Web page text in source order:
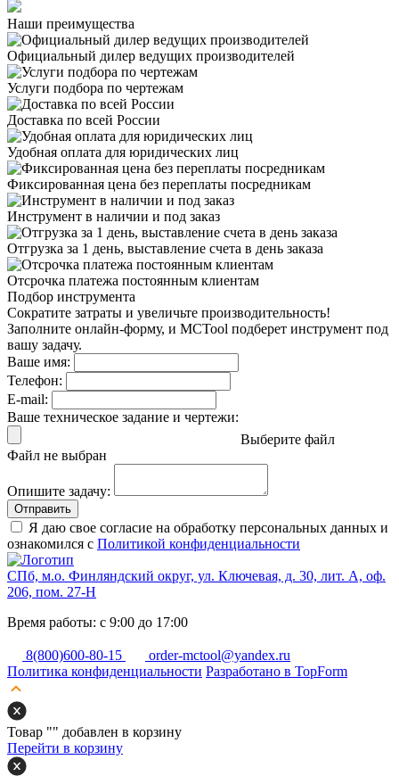
Наши преимущества
Официальный дилер ведущих производителей
Услуги подбора по чертежам
Доставка по всей России
Удобная оплата для юридических лиц
Фиксированная цена без переплаты посредникам
Инструмент в наличии и под заказ
Отгрузка за 1 день, выставление счета в день заказа
Отсрочка платежа постоянным клиентам
Подбор инструмента
Сократите затраты и увеличьте производительность!
Заполните онлайн-форму, и MCTool подберет инструмент под
вашу задачу.
Ваше имя:
Телефон:
E-mail:
Ваше техническое задание и чертежи:
Выберите файл
Файл не выбран
Опишите задачу:
Отправить
Я даю свое согласие на обработку персональных данных и
ознакомился с Политикой конфиденциальности
СПб, м.о. Финляндский округ, ул. Ключевая, д. 30, лит. А, оф.
206, пом. 27-Н
Время работы: с 9:00 до 17:00
8(800)600-80-15
order-mctool@yandex.ru
Политика конфиденциальности Разработано в TopForm
Товар "" добавлен в корзину
Перейти в корзину